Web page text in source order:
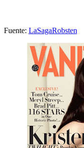
Fuente: LaSagaRobsten